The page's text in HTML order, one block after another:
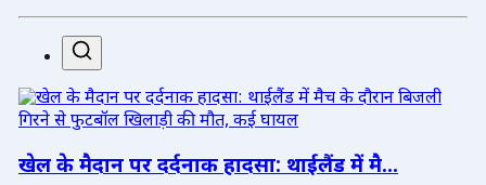
खेल के मैदान पर दर्दनाक हादसा: थाईलैंड में मै...